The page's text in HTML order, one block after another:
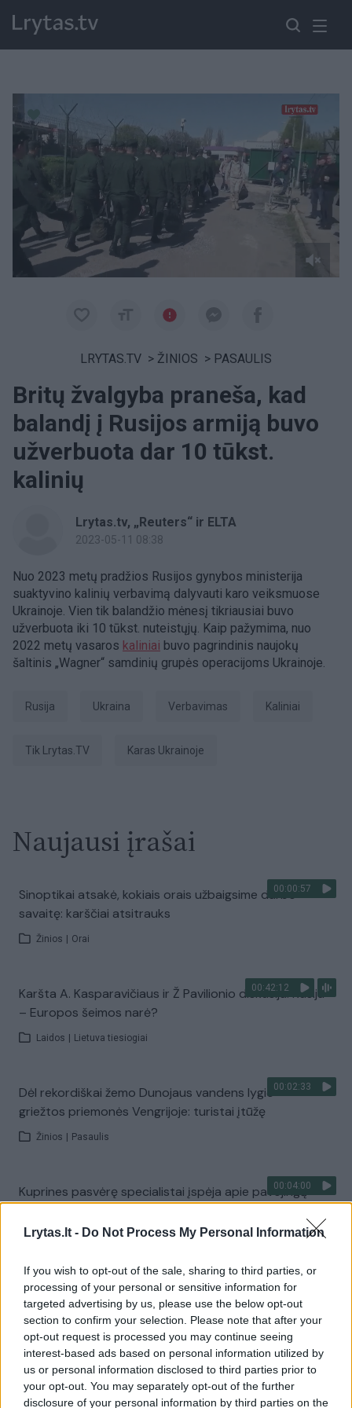
Lrytas.lt - Do Not Process My Personal Information
If you wish to opt-out of the sale, sharing to third parties, or
processing of your personal or sensitive information for
targeted advertising by us, please use the below opt-out
section to confirm your selection. Please note that after your
opt-out request is processed you may continue seeing
interest-based ads based on personal information utilized by
us or personal information disclosed to third parties prior to
your opt-out. You may separately opt-out of the further
disclosure of your personal information by third parties on the
Paremkite Ukrainą
LRYTAS.TV > ŽINIOS > PASAULIS
Britų žvalgyba praneša, kad
balandį į Rusijos armiją buvo
užverbuota dar 10 tūkst.
kalinių
Lrytas.tv, „Reuters“ ir ELTA
2023-05-11 08:38
Nuo 2023 metų pradžios Rusijos gynybos ministerija
suaktyvino kalinių verbavimą dalyvauti karo veiksmuose
Ukrainoje. Vien tik balandžio mėnesį tikriausiai buvo
užverbuota iki 10 tūkst. nuteistųjų. Kaip pažymima, nuo
2022 metų vasaros kaliniai buvo pagrindinis naujokų
šaltinis „Wagner“ samdinių grupės operacijoms Ukrainoje.
Rusija Ukraina verbavimas Kaliniai
tik Lrytas.TV karas Ukrainoje
Naujausi įrašai
00:00:57
Sinoptikai atsakė, kokiais orais užbaigsime darbo
savaitę: karščiai atsitrauks
Žinios Orai
00:42:12
Karšta A. Kasparavičiaus ir Ž Pavilionio diskusija: Rusija
– Europos šeimos narė?
Laidos Lietuva tiesiogiai
00:02:33
Dėl rekordiškai žemo Dunojaus vandens lygio –
griežtos priemonės Vengrijoje: turistai įtūžę
Žinios Pasaulis
00:04:00
Kuprines pasvėrę specialistai įspėja apie pavojingą
Žinios | Lietuvos diena
Visi įrašai
Žiūrimiausi įrašai